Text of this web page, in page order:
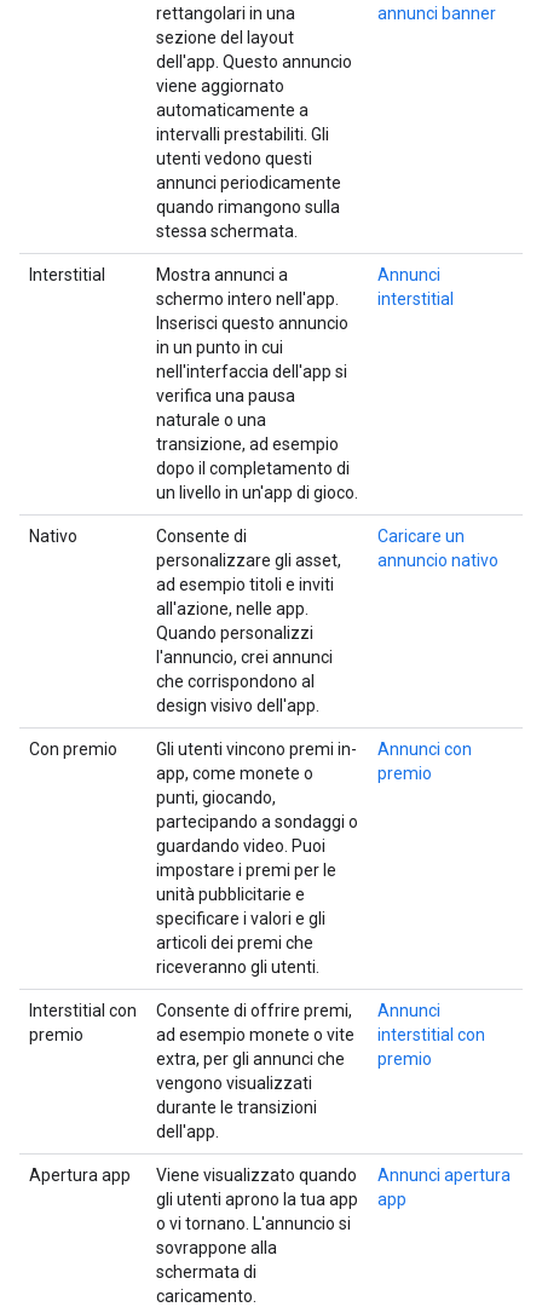
rettangolari in una
sezione del layout
dell'app. Questo annuncio
viene aggiornato
automaticamente a
intervalli prestabiliti. Gli
utenti vedono questi
annunci periodicamente
quando rimangono sulla
stessa schermata.
annunci banner
Interstitial
Mostra annunci a
schermo intero nell'app.
Inserisci questo annuncio
in un punto in cui
nell'interfaccia dell'app si
verifica una pausa
naturale o una
transizione, ad esempio
dopo il completamento di
un livello in un'app di gioco.
Annunci
interstitial
Nativo
Consente di
personalizzare gli asset,
ad esempio titoli e inviti
all'azione, nelle app.
Quando personalizzi
l'annuncio, crei annunci
che corrispondono al
design visivo dell'app.
Caricare un
annuncio nativo
Con premio
Gli utenti vincono premi in-
app, come monete o
punti, giocando,
partecipando a sondaggi o
guardando video. Puoi
impostare i premi per le
unità pubblicitarie e
specificare i valori e gli
articoli dei premi che
riceveranno gli utenti.
Annunci con
premio
Interstitial con
premio
Consente di offrire premi,
ad esempio monete o vite
extra, per gli annunci che
vengono visualizzati
durante le transizioni
dell'app.
Annunci
interstitial con
premio
Apertura app
Viene visualizzato quando
gli utenti aprono la tua app
o vi tornano. L'annuncio si
sovrappone alla
schermata di
caricamento.
Annunci apertura
app